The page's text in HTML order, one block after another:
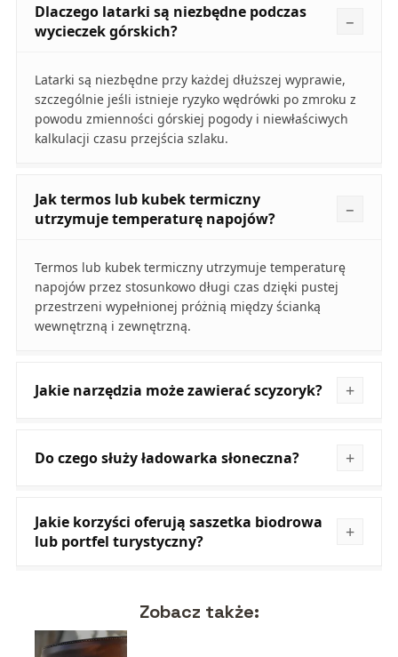
Dlaczego latarki są niezbędne podczas
wycieczek górskich?
Latarki są niezbędne przy każdej dłuższej wyprawie,
szczególnie jeśli istnieje ryzyko wędrówki po zmroku z
powodu zmienności górskiej pogody i niewłaściwych
kalkulacji czasu przejścia szlaku.
Jak termos lub kubek termiczny
utrzymuje temperaturę napojów?
Termos lub kubek termiczny utrzymuje temperaturę
napojów przez stosunkowo długi czas dzięki pustej
przestrzeni wypełnionej próżnią między ścianką
wewnętrzną i zewnętrzną.
Jakie narzędzia może zawierać scyzoryk?
Do czego służy ładowarka słoneczna?
Jakie korzyści oferują saszetka biodrowa
lub portfel turystyczny?
Zobacz także: